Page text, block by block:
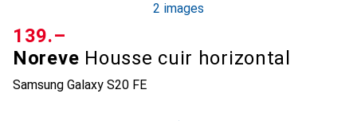
2 images
Noreve Housse cuir horizontal
Samsung Galaxy S20 FE
CHF
139.–